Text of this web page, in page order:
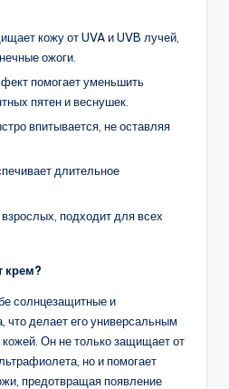
кожу от UVA и UVB лучей,
ожоги.
помогает уменьшить
пятен и веснушек.
впитывается, не оставляя
длительное
подходит для всех
крем?
солнцезащитные и
что делает его универсальным
Он не только защищает от
но и помогает
предотвращая появление